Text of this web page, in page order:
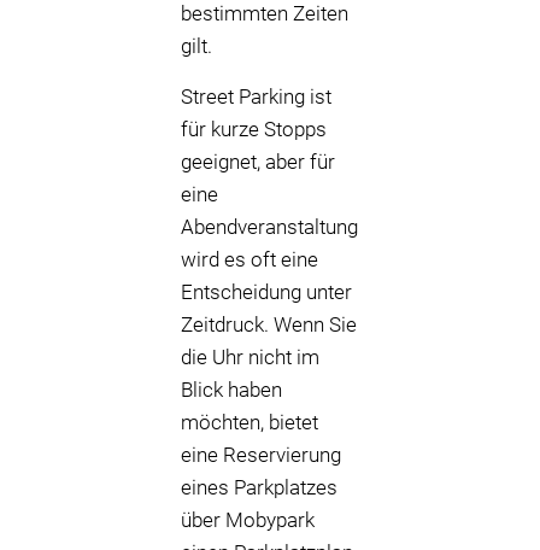
bestimmten Zeiten
gilt.
Street Parking ist
für kurze Stopps
geeignet, aber für
eine
Abendveranstaltung
wird es oft eine
Entscheidung unter
Zeitdruck. Wenn Sie
die Uhr nicht im
Blick haben
möchten, bietet
eine Reservierung
eines Parkplatzes
über Mobypark